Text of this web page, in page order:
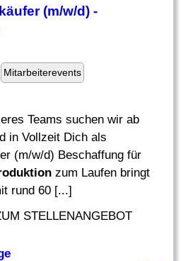
(m/w/d) -
Mitarbeiterevents
Teams suchen wir ab
in Vollzeit Dich als
(m/w/d) Beschaffung für
zum Laufen bringt
rund 60 [...]
STELLENANGEBOT